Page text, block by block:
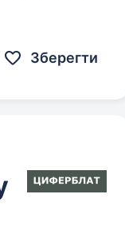
Зберегти